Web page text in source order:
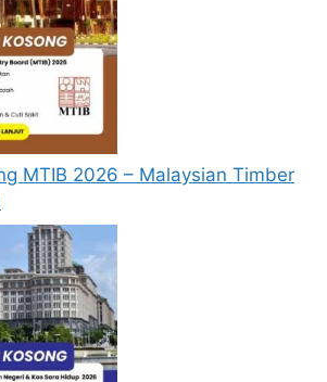
terlebih dahulu.
memuat naik resume
(kelayakan akademik,
kerja, gaji semasa dan gaji
gambar berukuran
serta salinan sijil-sijil berkaitan)
permohonan.
yang telah mendaftar dan
jawatan yang disenaraikan
lagi memohon semula
tempoh permohonan masih
membuat permohonan sila
andalogin/register
MTIB 2026 – Malaysian Timber